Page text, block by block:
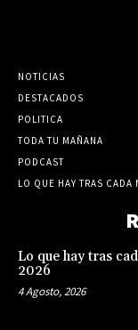
NOTICIAS
DESTACADOS
POLITICA
TODA TU MAÑANA
PODCAST
LO QUE HAY TRAS CADA
Lo que hay tras
2026
4 Agosto, 2026